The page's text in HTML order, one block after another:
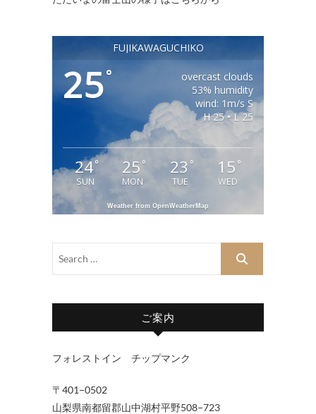
FUJIKAWAGUCHIKO
25°
overcast clouds
53% humidity
wind: 1m/s S
H 25 • L 25
24°
SUN
25 °
MON
23°
TUE
15 °
WED
Weather from OpenWeatherMap
ご案内
フォレストイン チップマンク
〒401−0502
山梨県南都留郡山中湖村平野508−723